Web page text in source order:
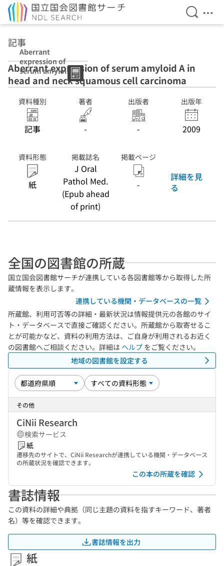
検索を
メ
記事
Aberrant
expression of
serum amyloid
A in head and
neck squamous
cell carcinoma
Aberrant expression of serum amyloid A in
head and neck squamous cell carcinoma
資料種別
記事
著者
-
出版者
-
出版年
2009
資料形態
紙
掲載誌名
J Oral
Pathol Med.
(Epub ahead
of print)
掲載ページ
-
詳細を見
る
全国の図書館の所蔵
国立国会図書館サーチが連携している各図書館等から取得した所
蔵情報を表示します。
連携している機関・データベースの一覧
所蔵館、利用可否等の詳細・最新状況は情報提供元の各館のサイ
ト・データベースで直接ご確認ください。所蔵館から取寄せるこ
とが可能かなど、資料の利用方法は、ご自身が利用されるお近く
の図書館へご相談ください。詳細は ヘルプ をご覧ください。
地域の図書館を設定する
その他
CiNii Research
検索サービス
紙
遷移先のサイトで、CiNii Researchが連携している機関・データベース
の所蔵状況を確認できます。
この本の所蔵を確認
書誌情報
この資料の詳細や典拠（同じ主題の資料を指すキーワード、著者
名）等を確認できます。
書誌情報を出力
紙